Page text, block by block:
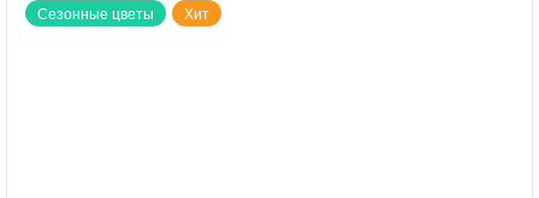
Сезонные цветы Хит